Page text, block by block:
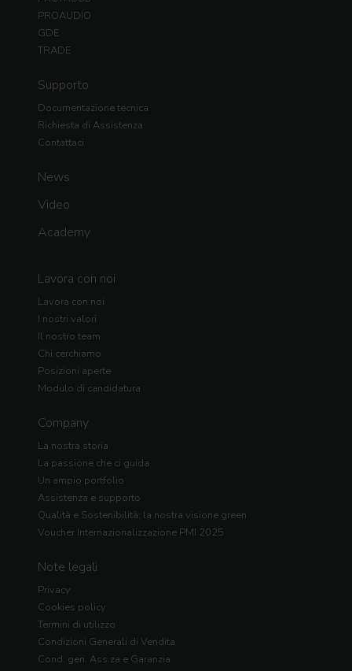
PROAUDIO
GDE
TRADE
Supporto
Documentazione tecnica
Richiesta di Assistenza
Contattaci
News
Video
Academy
Lavora con noi
Lavora con noi
I nostri valori
Il nostro team
Chi cerchiamo
Posizioni aperte
Modulo di candidatura
Company
La nostra storia
La passione che ci guida
Un ampio portfolio
Assistenza e supporto
Qualità e Sostenibilità: la nostra visione green
Voucher Internazionalizzazione PMI 2025
Note legali
Privacy
Cookies policy
Termini di utilizzo
Condizioni Generali di Vendita
Cond. gen. Ass.za e Garanzia